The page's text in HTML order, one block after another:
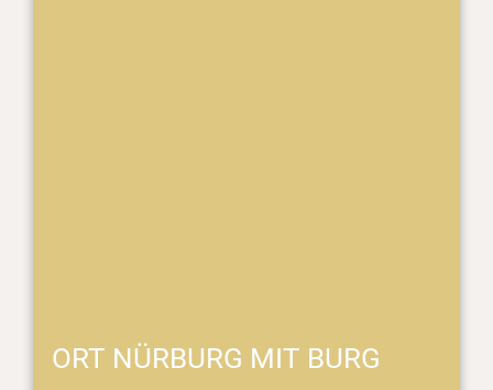
ORT NÜRBURG MIT BURG